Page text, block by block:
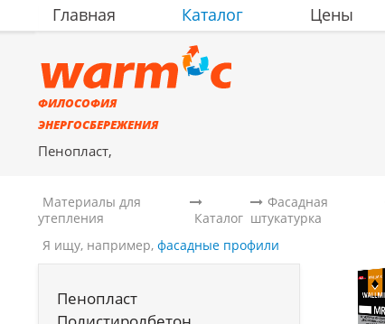
Главная Каталог Цены
ФИЛОСОФИЯ
ЭНЕРГОСБЕРЕЖЕНИЯ
Пенопласт,
Материалы для
утепления
Каталог
Фасадная
штукатурка
Я ищу, например, фасадные профили
Пенопласт